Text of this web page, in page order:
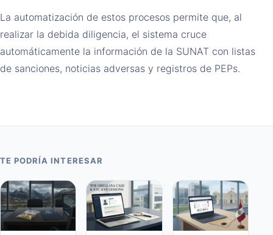
La automatización de estos procesos permite que, al
realizar la debida diligencia, el sistema cruce
automáticamente la información de la SUNAT con listas
de sanciones, noticias adversas y registros de PEPs.
TE PODRÍA INTERESAR